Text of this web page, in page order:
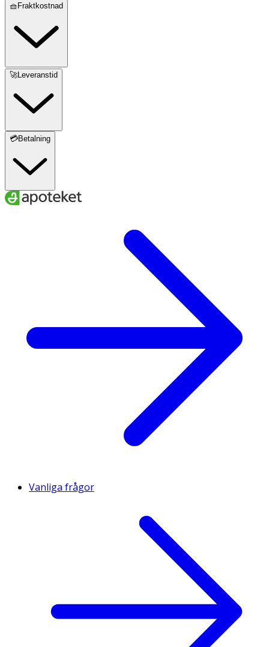
🧺Fraktkostnad
🚀Leveranstid
💳Betalning
Vanliga frågor